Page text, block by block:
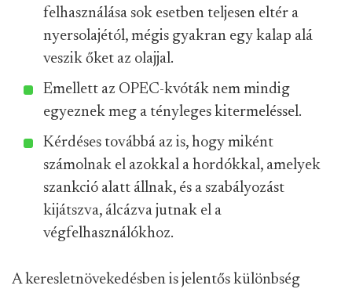
felhasználása sok esetben teljesen eltér a
nyersolajétól, mégis gyakran egy kalap alá
veszik őket az olajjal.
Emellett az OPEC-kvóták nem mindig
egyeznek meg a tényleges kitermeléssel.
Kérdéses továbbá az is, hogy miként
számolnak el azokkal a hordókkal, amelyek
szankció alatt állnak, és a szabályozást
kijátszva, álcázva jutnak el a
végfelhasználókhoz.
A keresletnövekedésben is jelentős különbség